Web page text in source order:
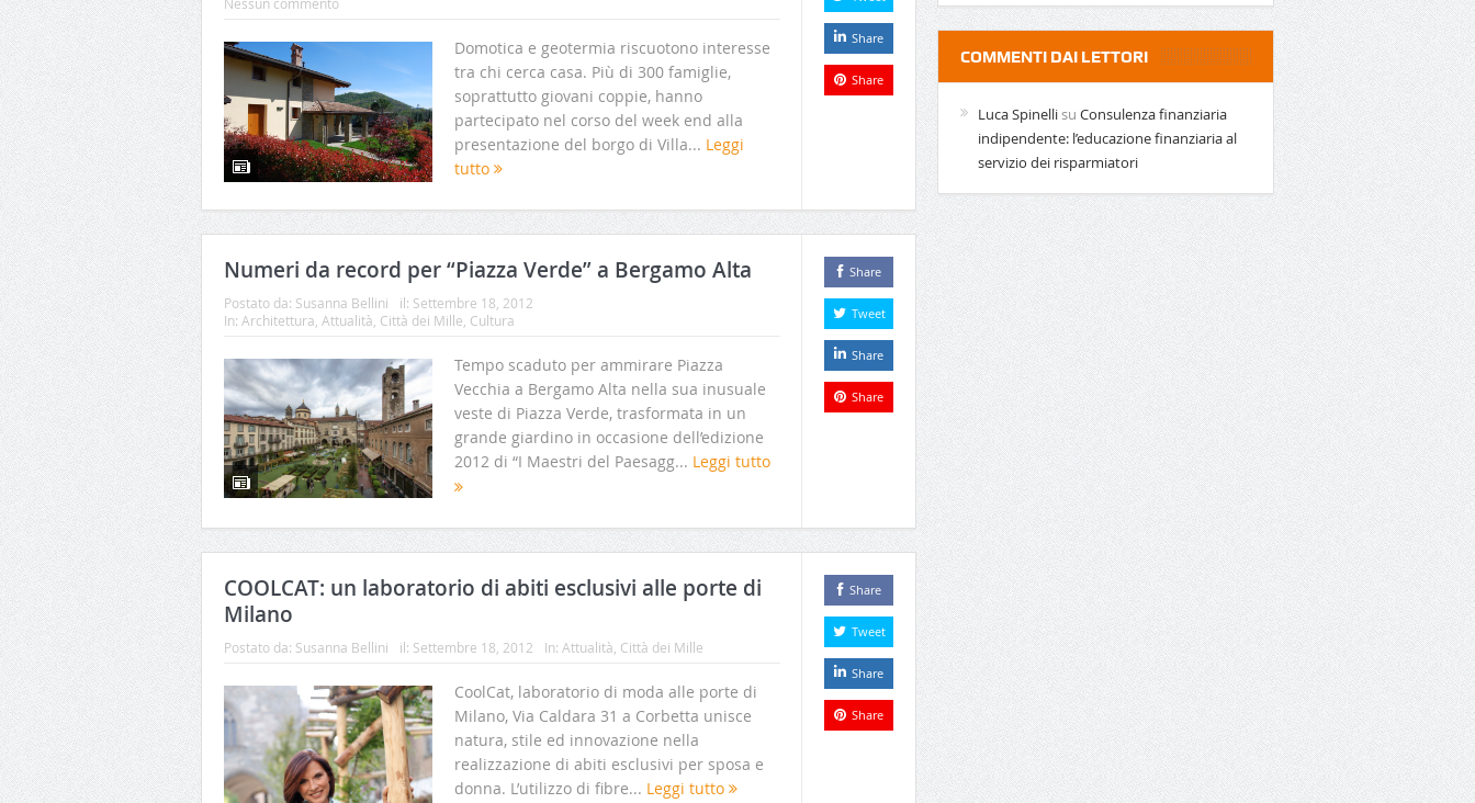
Domotica e geotermia riscuotono interesse
tra chi cerca casa. Più di 300 famiglie,
soprattutto giovani coppie, hanno
partecipato nel corso del week end alla
presentazione del borgo di Villa... Leggi
tutto
Share
Share
Numeri da record per “Piazza Verde” a Bergamo Alta
Postato da: Susanna Bellini il: Settembre 18, 2012
In: Architettura, Attualità, Città dei Mille, Cultura
Tempo scaduto per ammirare Piazza
Vecchia a Bergamo Alta nella sua inusuale
veste di Piazza Verde, trasformata in un
grande giardino in occasione dell’edizione
2012 di “I Maestri del Paesagg... Leggi tutto
Share
Tweet
Share
Share
COOLCAT: un laboratorio di abiti esclusivi alle porte di
Milano
Postato da: Susanna Bellini il: Settembre 18, 2012 In: Attualità Città dei Mille
CoolCat, laboratorio di moda alle porte di
Milano, Via Caldara 31 a Corbetta unisce
natura, stile ed innovazione nella
realizzazione di abiti esclusivi per sposa e
donna. L’utilizzo di fibre... Leggi tutto
Share
Tweet
Share
Share
COMMENTI DAI LETTORI
Luca Spinellisu Consulenza finanziaria
indipendente: l’educazione finanziaria al
servizio dei risparmiatori